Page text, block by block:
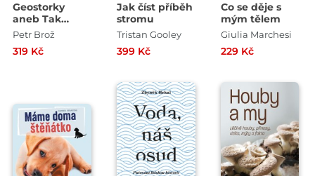
Geostorky
aneb Tak
bude trochu
Petr Brož
319 Kč
Jak číst příběh
stromu
Tristan Gooley
399 Kč
Co se děje s
mým tělem
Giulia Marchesi
229 Kč